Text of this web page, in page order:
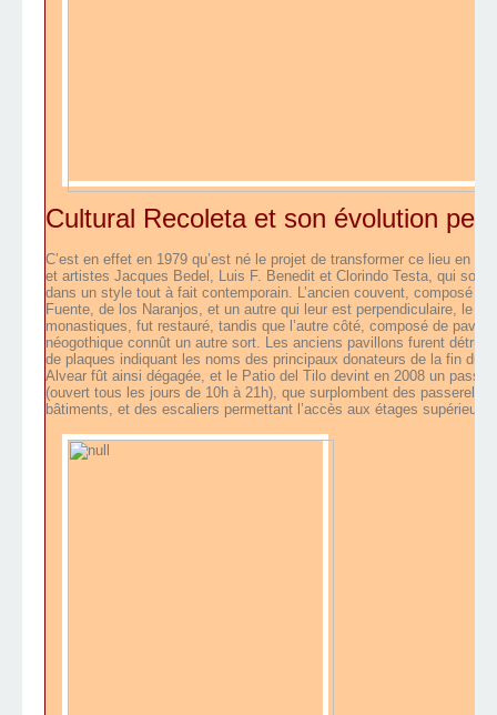
Cultural Recoleta et son évolution
C’est en effet en 1979 qu’est né le projet de transformer ce lieu en
et artistes Jacques Bedel, Luis F. Benedit et Clorindo Testa, qui
dans un style tout à fait contemporain. L’ancien couvent, composé
Fuente, de los Naranjos, et un autre qui leur est perpendiculaire, le
monastiques, fut restauré, tandis que l’autre côté, composé de
néogothique connût un autre sort. Les anciens pavillons furent
de plaques indiquant les noms des principaux donateurs de la fin du
Alvear fût ainsi dégagée, et le Patio del Tilo devint en 2008 un
(ouvert tous les jours de 10h à 21h), que surplombent des
bâtiments, et des escaliers permettant l’accès aux étages supérieurs